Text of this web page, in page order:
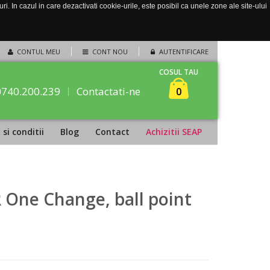
In cazul in care dezactivati cookie-urile, este posibil ca unele zone ale site-ului
CONTUL MEU CONT NOU AUTENTIFICARE
Contactati-ne
COSUL TAU
0
si conditii Blog Contact Achizitii SEAP
One Change, ball point